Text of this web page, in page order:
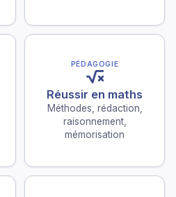
PÉDAGOGIE
Réussir en maths
Méthodes, rédaction,
raisonnement,
mémorisation